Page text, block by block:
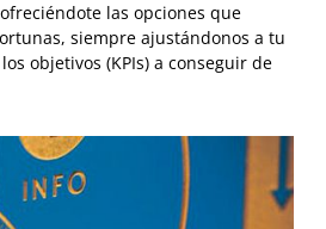
las opciones que
siempre ajustándonos a tu
objetivos (KPIs) a conseguir de